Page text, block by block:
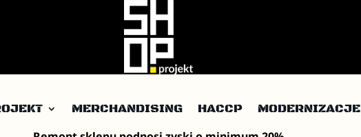
MERCHANDISING HACCP MODERNIZACJE